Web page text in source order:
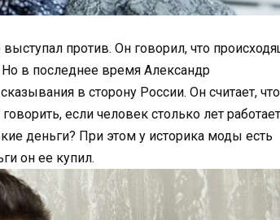
против. Он говорил, что
в последнее время Александр
в сторону России. Он считает,
если человек столько лет
деньги? При этом у историка моды есть
он ее купил.